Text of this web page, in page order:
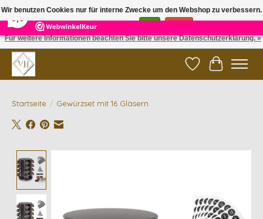
5 Reviews ×
✓ Gratis verzending vanaf €200 | ✓ 14 dagen retourneren
Wunschzettel
Ihr
Startseite / Gewürzset mit 16 Gläsern
Wir benutzen Cookies nur für interne Zwecke um den Webshop zu verbessern.
Ist das in Ordnung?
Für weitere Informationen beachten Sie bitte unsere Datenschutzerklärung. »